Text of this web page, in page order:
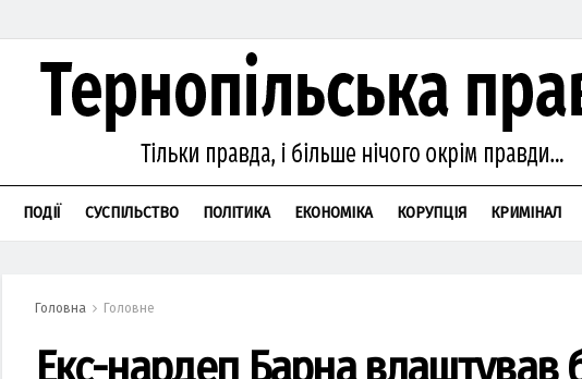
ПОДІЇ СУСПІЛЬСТВО ПОЛІТИКА ЕКОНОМІКА КОРУПЦІЯ КРИМІНАЛ
Головна Головне
Екс-нардеп Барна влаштував